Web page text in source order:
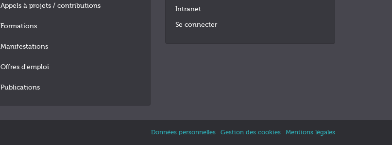
Appels à projets / contributions
Formations
Manifestations
Offres d'emploi
Publications
Intranet
Se connecter
Données personnelles Gestion des cookies Mentions légales